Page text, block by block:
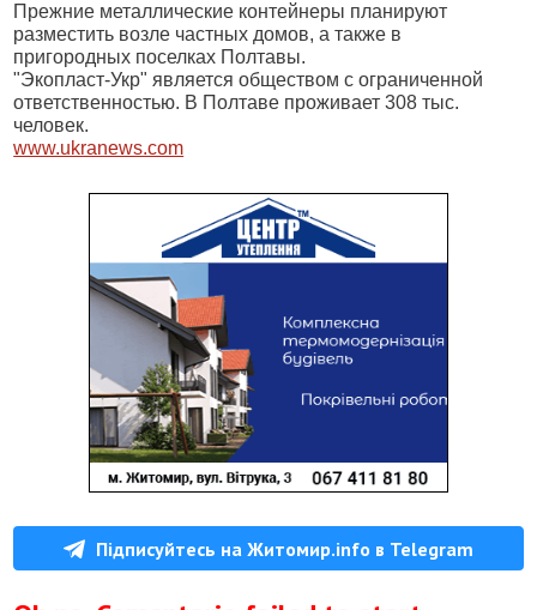
Прежние металлические контейнеры планируют
разместить возле частных домов, а также в
пригородных поселках Полтавы.
"Экопласт-Укр" является обществом с ограниченной
ответственностью. В Полтаве проживает 308 тыс.
человек.
www.ukranews.com
Підписуйтесь на Житомир.info в Telegram